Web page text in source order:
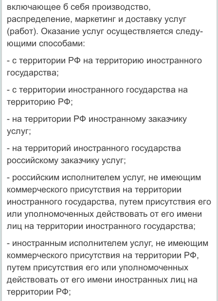
включающее б себя производство,
распределение, мар­кетинг и доставку услуг
(работ). Оказание услуг осуществляется следу­
ющими способами:
- с территории РФ на территорию иностранного
государства;
- с территории иностранного государства на
территорию РФ;
- на территории РФ иностранному заказчику
услуг;
- на территорий иностранного государства
российскому заказчи­ку услуг;
- российским исполнителем услуг, не имеющим
коммерческого присутствия на территории
иностранного государства, путем присутствия его
или уполномоченных действовать от его имени
лиц на терри­тории иностранного государства;
- иностранным исполнителем услуг, не имеющим
коммерческого присутствия на территории РФ,
путем присутствия его или уполномо­ченных
действовать от его имени иностранных лиц на
территории РФ;